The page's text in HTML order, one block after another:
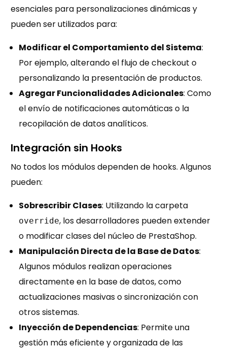
esenciales para personalizaciones dinámicas y
pueden ser utilizados para:
Modificar el Comportamiento del Sistema:
Por ejemplo, alterando el flujo de checkout o
personalizando la presentación de productos.
Agregar Funcionalidades Adicionales: Como
el envío de notificaciones automáticas o la
recopilación de datos analíticos.
Integración sin Hooks
No todos los módulos dependen de hooks. Algunos
pueden:
Sobrescribir Clases: Utilizando la carpeta
override, los desarrolladores pueden extender
o modificar clases del núcleo de PrestaShop.
Manipulación Directa de la Base de Datos:
Algunos módulos realizan operaciones
directamente en la base de datos, como
actualizaciones masivas o sincronización con
otros sistemas.
Inyección de Dependencias: Permite una
gestión más eficiente y organizada de las